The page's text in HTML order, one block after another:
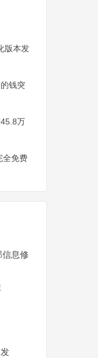
版本发
钱突
万
全免费
息修